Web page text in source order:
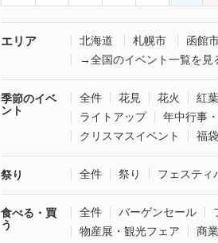
エリア 北海道 札幌市
函館
→全国のイベント一覧を見
季節のイベ
ント
全件 花見 花火
紅葉
ライトアップ
年中行事
クリスマスイベント
福
祭り 全件 祭り フェスティ
食べる・買
う
全件 バーゲンセール
物産展・観光フェア
商